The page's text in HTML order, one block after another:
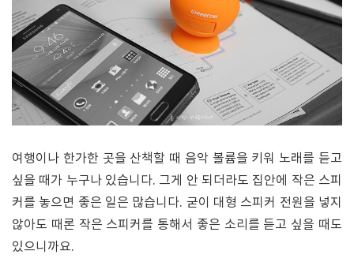
여행이나 한가한 곳을 산책할 때 음악 볼륨을 키워 노래를 듣고
싶을 때가 누구나 있습니다. 그게 안 되더라도 집안에 작은 스피
커를 놓으면 좋은 일은 많습니다. 굳이 대형 스피커 전원을 넣지
않아도 때론 작은 스피커를 통해서 좋은 소리를 듣고 싶을 때도
있으니까요.